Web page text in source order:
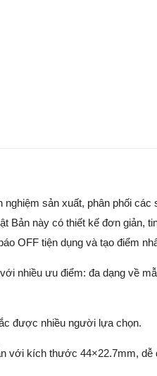
sản xuất, phân phối
Bản này có thiết kế đơn giản,
OFF tiện dụng và tạo điểm
nhiều ưu điểm: đa dạng về
được nhiều người lựa chọn.
với kích thước 44×22.7mm,